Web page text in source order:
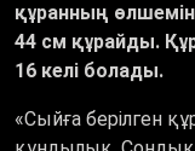
құранның
44 см құрайды.
16 келі болады.
«Сыйға берілген